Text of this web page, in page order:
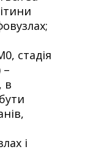
стадія
–
в
і